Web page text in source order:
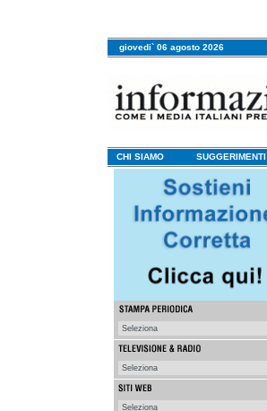
giovedi` 06 agosto 2026
CHI SIAMO SUGGERIMENTI